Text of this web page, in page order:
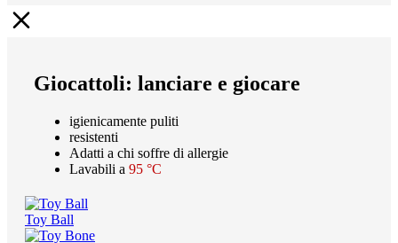
Giocattoli: lanciare e giocare
igienicamente puliti
resistenti
Adatti a chi soffre di allergie
Lavabili a 95 °C
Toy Ball